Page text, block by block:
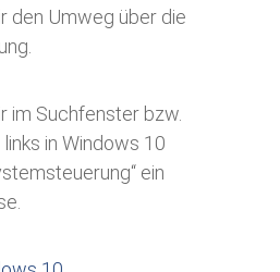
den Umweg über die
im Suchfenster bzw.
in Windows 10
ein